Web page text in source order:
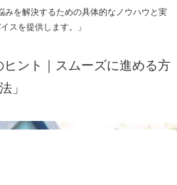
みを解決するための具体的なノウハウと実
スを提供します。」
ヒント｜スムーズに進める方
法」